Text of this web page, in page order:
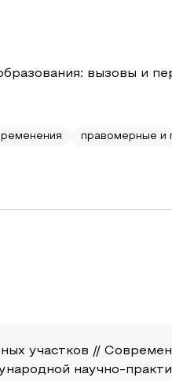
вызовы и
правомерные и
участков //
научно-